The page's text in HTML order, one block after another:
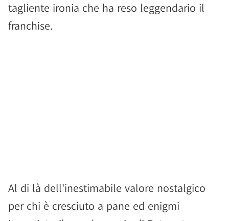
tagliente ironia che ha reso leggendario il
franchise.
Al di là dell'inestimabile valore nostalgico
per chi è cresciuto a pane ed enigmi